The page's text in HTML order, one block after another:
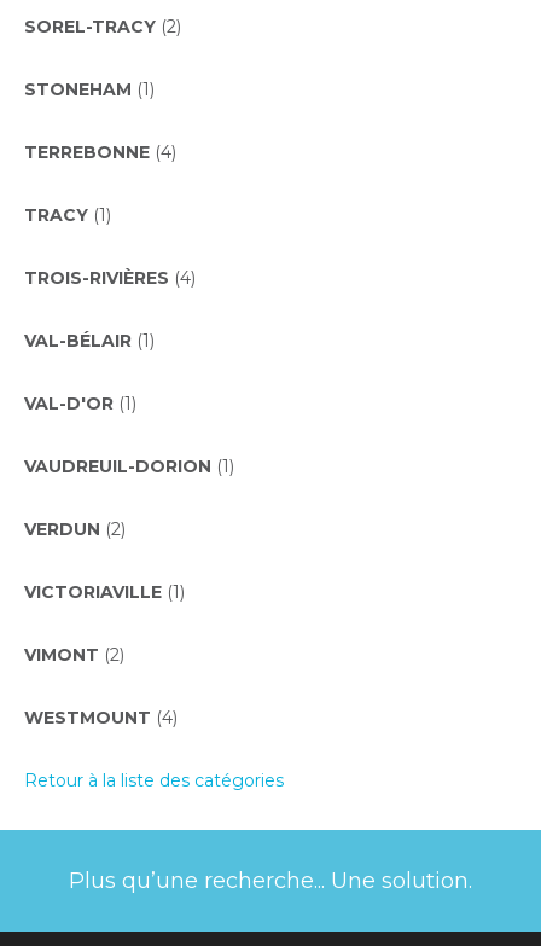
SOREL-TRACY (2)
STONEHAM (1)
TERREBONNE (4)
TRACY (1)
TROIS-RIVIÈRES (4)
VAL-BÉLAIR (1)
VAL-D'OR (1)
VAUDREUIL-DORION (1)
VERDUN (2)
VICTORIAVILLE (1)
VIMONT (2)
WESTMOUNT (4)
Retour à la liste des catégories
Plus qu’une recherche... Une solution.